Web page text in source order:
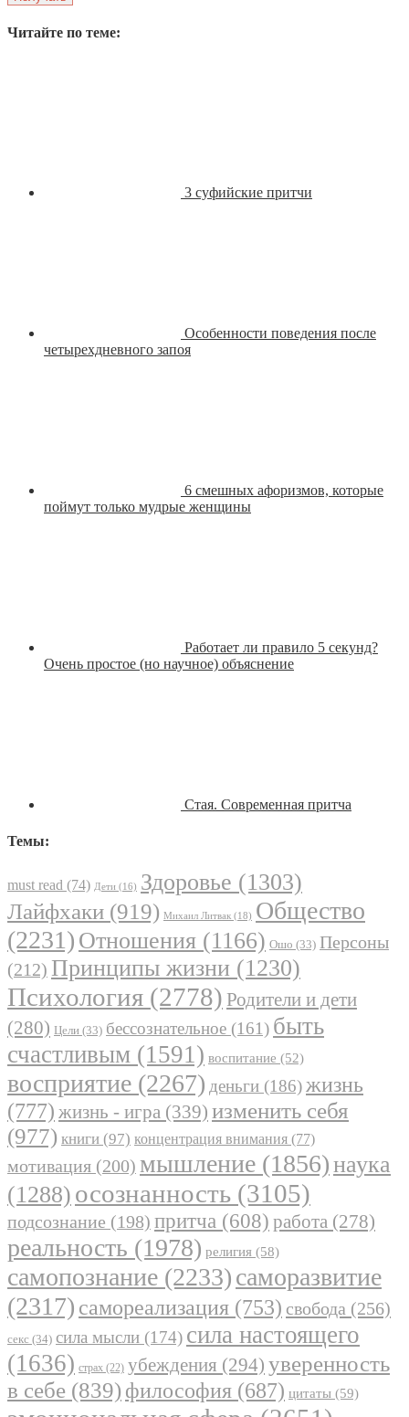
Читайте по теме:
3 суфийские притчи
Особенности поведения после
четырехдневного запоя
6 смешных афоризмов, которые
поймут только мудрые женщины
Работает ли правило 5 секунд?
Очень простое (но научное) объяснение
Стая. Современная притча
Темы:
must read (74) Дети (16) Здоровье (1303)
Лайфхаки (919) Михаил Литвак (18) Общество
(2231) Отношения (1166) Ошо (33) Персоны
(212) Принципы жизни (1230)
Психология (2778) Родители и дети
(280) Цели (33) бессознательное (161) быть
счастливым (1591) воспитание (52)
восприятие (2267) деньги (186)жизнь
(777) жизнь - игра (339) изменить себя
(977) книги (97) концентрация внимания (77)
мотивация (200) мышление (1856)наука
(1288) осознанность (3105)
подсознание (198) притча (608) работа (278)
реальность (1978) религия (58)
самопознание (2233)саморазвитие
(2317) самореализация (753) свобода (256)
секс (34) сила мысли (174) сила настоящего
(1636) страх (22) убеждения (294) уверенность
в себе (839) философия (687) цитаты (59)